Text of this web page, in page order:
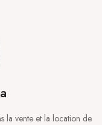
la vente et la location de